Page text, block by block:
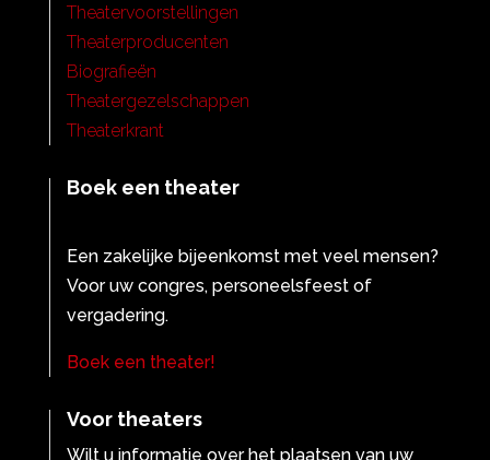
Theatervoorstellingen
Theaterproducenten
Biografieën
Theatergezelschappen
Theaterkrant
Boek een theater
Een zakelijke bijeenkomst met veel mensen?
Voor uw congres, personeelsfeest of
vergadering.
Boek een theater!
Voor theaters
Wilt u informatie over het plaatsen van uw